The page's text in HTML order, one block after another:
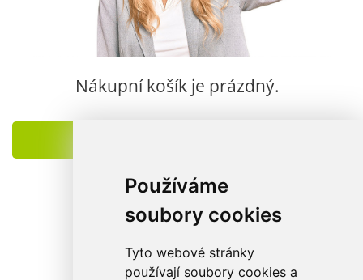
Používáme
soubory cookies
Tyto webové stránky
používají soubory cookies a
Nákupní košík je prázdný.